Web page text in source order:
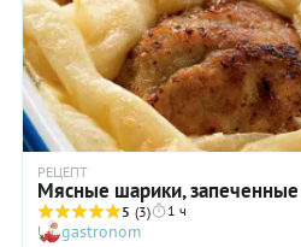
РЕЦЕПТ
Мясные шарики,
5 (3) 1 ч
gastronom